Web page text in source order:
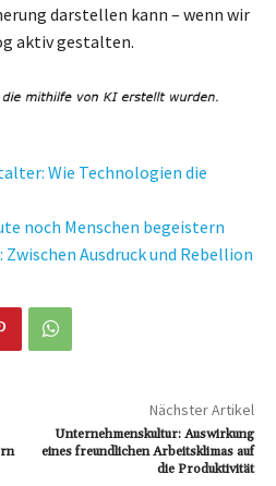
darstellen kann – wenn wir
aktiv gestalten.
Wie Technologien die
noch Menschen begeistern
Ausdruck und Rebellion
Nächster Artikel
Unternehmenskultur: Auswirkung
eines freundlichen Arbeitsklimas auf
die Produktivität